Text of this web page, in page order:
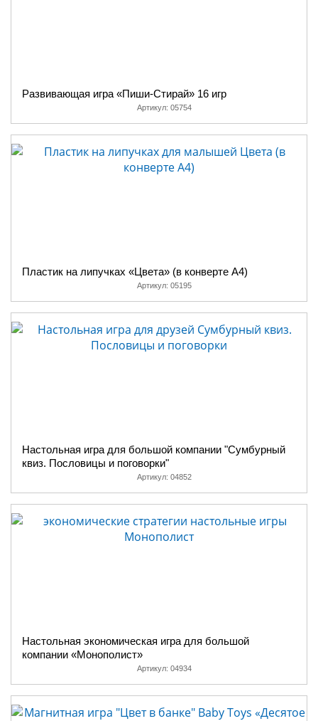
Развивающая игра «Пиши-Стирай» 16 игр
Артикул: 05754
Пластик на липучках «Цвета» (в конверте A4)
Артикул: 05195
Настольная игра для большой компании "Сумбурный
квиз. Пословицы и поговорки"
Артикул: 04852
Настольная экономическая игра для большой
компании «Монополист»
Артикул: 04934